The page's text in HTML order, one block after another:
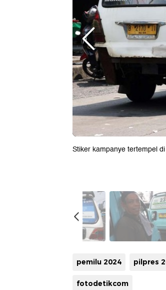
Stiker kampanye tertempel
pemilu 2024 pilpres
fotodetikcom